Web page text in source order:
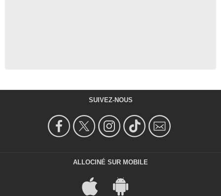
SUIVEZ-NOUS
ALLOCINÉ SUR MOBILE